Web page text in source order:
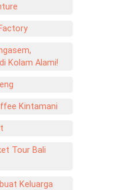
Kolam Alami!
Kintamani
Tour Bali
Keluarga